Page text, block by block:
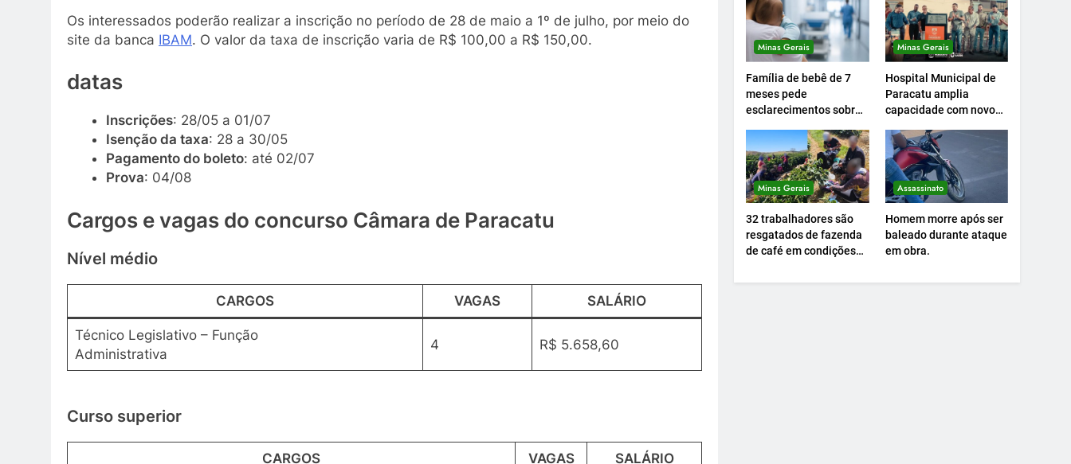
Os interessados poderão realizar a inscrição no período de 28 de maio a 1º de julho, por meio do
site da banca IBAM. O valor da taxa de inscrição varia de R$ 100,00 a R$ 150,00.
datas
Inscrições: 28/05 a 01/07
Isenção da taxa: 28 a 30/05
Pagamento do boleto: até 02/07
Prova: 04/08
Cargos e vagas do concurso Câmara de Paracatu
Nível médio
CARGOS VAGAS SALÁRIO
Técnico Legislativo – Função
Administrativa
4 R$ 5.658,60
Curso superior
CARGOS VAGAS SALÁRIO
Minas Gerais
Família de bebê de 7
meses pede
esclarecimentos sobre
transferência
hospitalar.
Minas Gerais
Hospital Municipal de
Paracatu amplia
capacidade com novo
Minas Gerais
32 trabalhadores são
resgatados de fazenda
de café em condições
Assassinato
Homem morre após ser
baleado durante ataque
em obra.